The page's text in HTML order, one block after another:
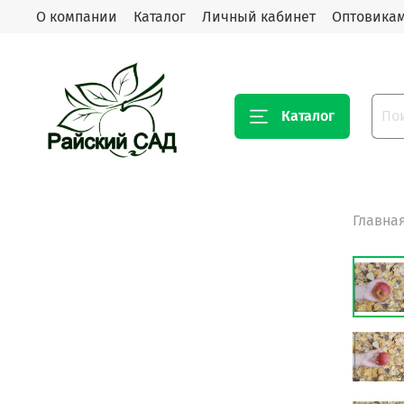
О компании Каталог Личный кабинет
Каталог